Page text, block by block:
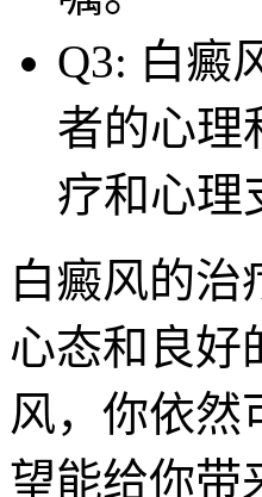
Q3: 白癜
者的心理
疗和心理
白癜风的治
心态和良好
风，你依然
望能给你带